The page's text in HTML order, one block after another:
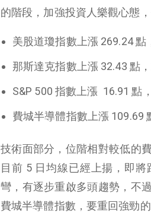
的階段，加強投資人樂觀心態
美股道瓊指數 上漲 269.24 點
那斯達克指數上漲 32.43 點
S&P 500 指數上漲 16.91 點
費城半導體指數上漲 109.69
技術面部分，位階相對較低的
目前 5 日均線已經上揚，即
彎，有逐步重啟多頭趨勢，不
費城半導體指數，要重回強勁